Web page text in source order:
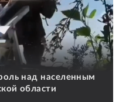
над населенным
области